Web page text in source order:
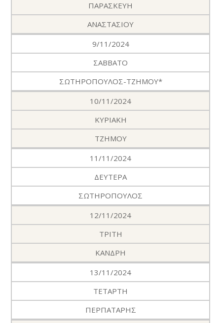
ΠΑΡΑΣΚΕΥΗ
ΑΝΑΣΤΑΣΙΟΥ
9/11/2024
ΣΑΒΒΑΤΟ
ΣΩΤΗΡΟΠΟΥΛΟΣ-ΤΖΗΜΟΥ*
10/11/2024
ΚΥΡΙΑΚΗ
ΤΖΗΜΟΥ
11/11/2024
ΔΕΥΤΕΡΑ
ΣΩΤΗΡΟΠΟΥΛΟΣ
12/11/2024
ΤΡΙΤΗ
ΚΑΝΔΡΗ
13/11/2024
ΤΕΤΑΡΤΗ
ΠΕΡΠΑΤΑΡΗΣ